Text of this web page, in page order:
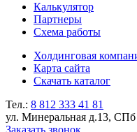
Калькулятор
Партнеры
Схема работы
Холдинговая
Карта сайта
Скачать каталог
Тел.: 8 812 333 41 81
ул. Минеральная д.13, СПб